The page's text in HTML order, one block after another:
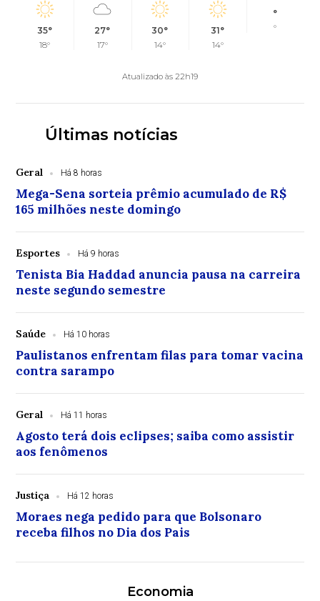
35°
18°
27°
17°
30°
14°
31°
14°
°
°
Atualizado às 22h19
Últimas notícias
Geral Há 8 horas
Mega-Sena sorteia prêmio acumulado de R$
165 milhões neste domingo
Esportes Há 9 horas
Tenista Bia Haddad anuncia pausa na carreira
neste segundo semestre
Saúde Há 10 horas
Paulistanos enfrentam filas para tomar vacina
contra sarampo
Geral Há 11 horas
Agosto terá dois eclipses; saiba como assistir
aos fenômenos
Justiça Há 12 horas
Moraes nega pedido para que Bolsonaro
receba filhos no Dia dos Pais
Economia